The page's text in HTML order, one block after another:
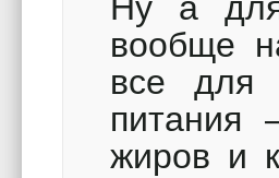
вообще
все для
питания
жиров и